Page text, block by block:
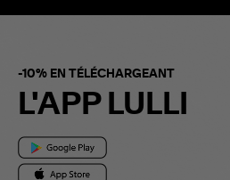
-10% EN TÉLÉCHARGEANT
L'APP LULLI